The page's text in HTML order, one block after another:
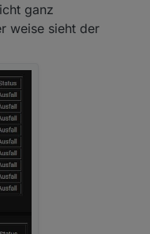
ganz
weise sieht der